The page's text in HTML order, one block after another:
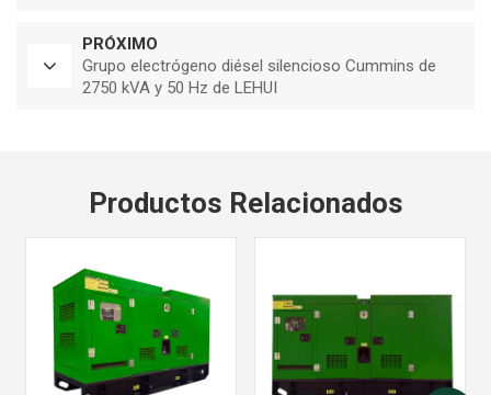
PRÓXIMO
Grupo electrógeno diésel silencioso Cummins de
2750 kVA y 50 Hz de LEHUI
Productos Relacionados